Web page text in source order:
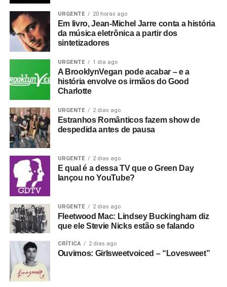
URGENTE 20 horas ago
Em livro, Jean-Michel Jarre conta a história
da música eletrônica a partir dos
sintetizadores
URGENTE 1 dia ago
A BrooklynVegan pode acabar – e a
história envolve os irmãos do Good
Charlotte
URGENTE 2 dias ago
Estranhos Românticos fazem show de
despedida antes de pausa
URGENTE 2 dias ago
E qual é a dessa TV que o Green Day
lançou no YouTube?
URGENTE 2 dias ago
Fleetwood Mac: Lindsey Buckingham diz
que ele Stevie Nicks estão se falando
CRÍTICA 2 dias ago
Ouvimos: Girlsweetvoiced – “Lovesweet”